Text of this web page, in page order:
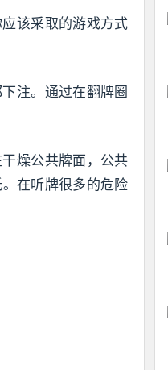
该采取的游戏方式
注。通过在翻牌圈
燥公共牌面，公共
在听牌很多的危险